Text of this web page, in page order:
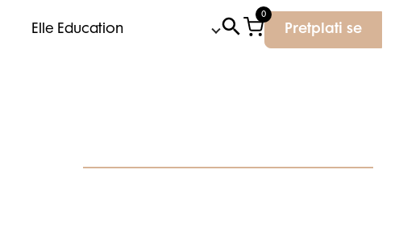
Elle Education
0
Pretplati se